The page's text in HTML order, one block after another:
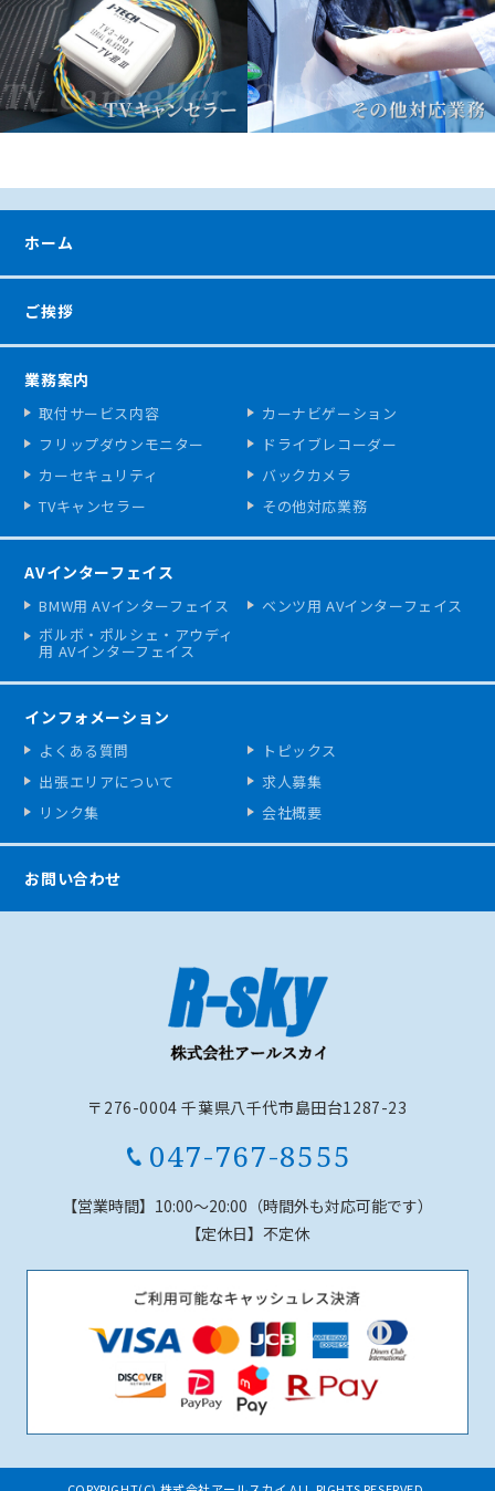
ホーム
ご挨拶
業務案内
取付サービス内容
カーナビゲーション
フリップダウンモニター
ドライブレコーダー
カーセキュリティ
バックカメラ
TVキャンセラー
その他対応業務
AVインターフェイス
BMW用 AVインターフェイス
ベンツ用 AVインターフェイス
ボルボ・ポルシェ・アウディ
用 AVインターフェイス
インフォメーション
よくある質問
トピックス
出張エリアについて
求人募集
リンク集
会社概要
お問い合わせ
〒276-0004 千葉県八千代市島田台1287-23
047-767-8555
【営業時間】 10:00～20:00（時間外も対応可能です）
【定休日】不定休